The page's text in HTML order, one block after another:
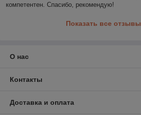
компетентен. Спасибо, рекомендую!
Показать все отзывы
О нас
Контакты
Доставка и оплата